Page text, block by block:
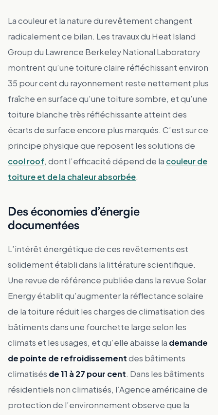
La couleur et la nature du revêtement changent
radicalement ce bilan. Les travaux du Heat Island
Group du Lawrence Berkeley National Laboratory
montrent qu’une toiture claire réfléchissant environ
35 pour cent du rayonnement reste nettement plus
fraîche en surface qu’une toiture sombre, et qu’une
toiture blanche très réfléchissante atteint des
écarts de surface encore plus marqués. C’est sur ce
principe physique que reposent les solutions de
cool roof, dont l’efficacité dépend de la couleur de
toiture et de la chaleur absorbée.
Des économies d’énergie
documentées
L’intérêt énergétique de ces revêtements est
solidement établi dans la littérature scientifique.
Une revue de référence publiée dans la revue Solar
Energy établit qu’augmenter la réflectance solaire
de la toiture réduit les charges de climatisation des
bâtiments dans une fourchette large selon les
climats et les usages, et qu’elle abaisse la demande
de pointe de refroidissementdes bâtiments
climatisés de 11 à 27 pour cent. Dans les bâtiments
résidentiels non climatisés, l’Agence américaine de
protection de l’environnement observe que la